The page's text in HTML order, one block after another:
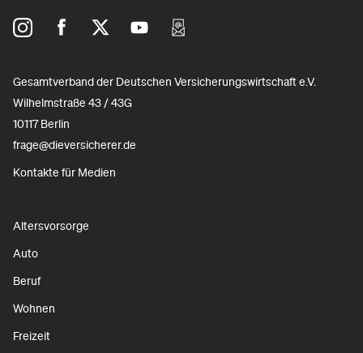
Gesamtverband der Deutschen Versicherungswirtschaft e.V.
Wilhelmstraße 43 / 43G
10117 Berlin
frage@dieversicherer.de
Kontakte für Medien
Altersvorsorge
Auto
Beruf
Wohnen
Freizeit